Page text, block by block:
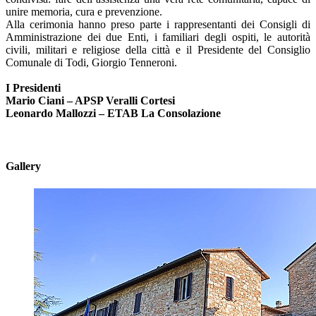
unire memoria, cura e prevenzione.
Alla cerimonia hanno preso parte i rappresentanti dei Consigli di
Amministrazione dei due Enti, i familiari degli ospiti, le autorità
civili, militari e religiose della città e il Presidente del Consiglio
Comunale di Todi, Giorgio Tenneroni.
I Presidenti
Mario Ciani – APSP Veralli Cortesi
Leonardo Mallozzi – ETAB La Consolazione
Gallery